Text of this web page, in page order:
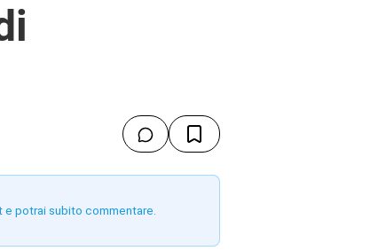
potrai subito commentare.